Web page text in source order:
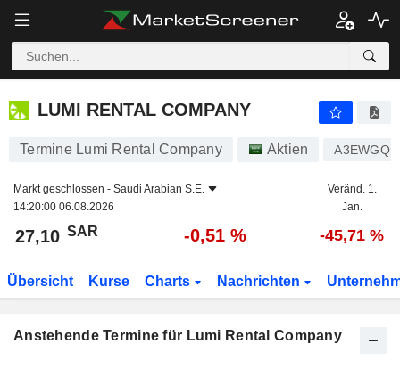
LUMI RENTAL COMPANY
LUMI RENTAL COMPANY
Termine Lumi Rental Company Aktien A3EWGQ
Markt geschlossen - Saudi Arabian S.E.
14:20:00 06.08.2026
Veränd. 1.
Jan.
27,10 SAR -0,51 % -45,71 %
Übersicht Kurse Charts Nachrichten
Anstehende Termine für Lumi Rental Company